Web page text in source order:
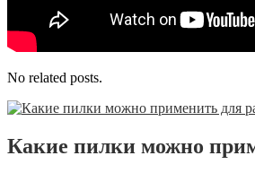
No related posts.
Какие пилки можно